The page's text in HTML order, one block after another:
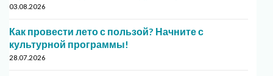
03.08.2026
Как провести лето с пользой? Начните с
культурной программы!
28.07.2026